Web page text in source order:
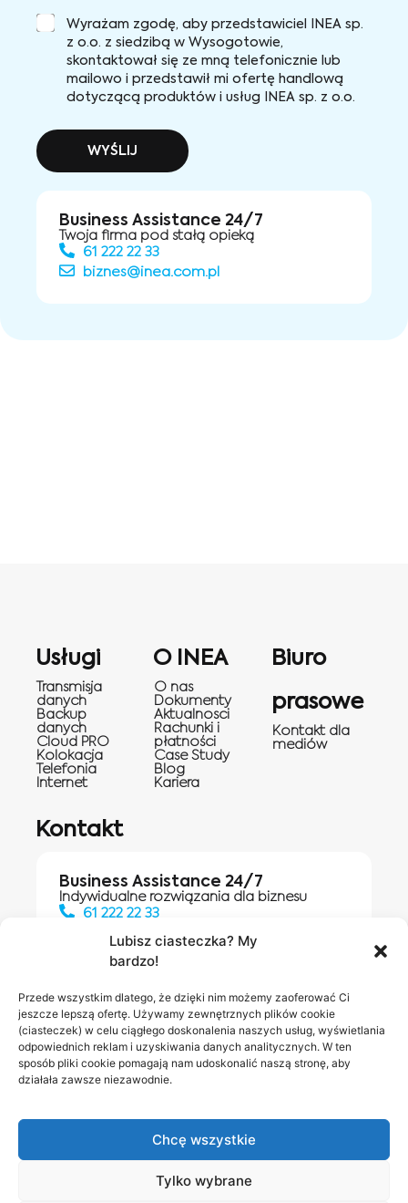
Lubisz ciasteczka? My
bardzo!
Przede wszystkim dlatego, że dzięki nim możemy zaoferować Ci
jeszcze lepszą ofertę. Używamy zewnętrznych plików cookie
(ciasteczek) w celu ciągłego doskonalenia naszych usług, wyświetlania
odpowiednich reklam i uzyskiwania danych analitycznych. W ten
sposób pliki cookie pomagają nam udoskonalić naszą stronę, aby
działała zawsze niezawodnie.
Chcę wszystkie
Tylko wybrane
Wyrażam zgodę, aby przedstawiciel INEA sp.
z o.o. z siedzibą w Wysogotowie,
skontaktował się ze mną telefonicznie lub
mailowo i przedstawił mi ofertę handlową
dotyczącą produktów i usług INEA sp. z o.o.
WYŚLIJ
Business Assistance 24/7
Twoja firma pod stałą opieką
61 222 22 33
biznes@inea.com.pl
Usługi
Transmisja
danych
Backup
danych
Cloud PRO
Kolokacja
Telefonia
Internet
O INEA
O nas
Dokumenty
Aktualnosci
Rachunki i
płatności
Case Study
Blog
Kariera
Biuro
prasowe
Kontakt dla
mediów
Kontakt
Business Assistance 24/7
Indywidualne rozwiązania dla biznesu
61 222 22 33
Salony INEA
Napisz do